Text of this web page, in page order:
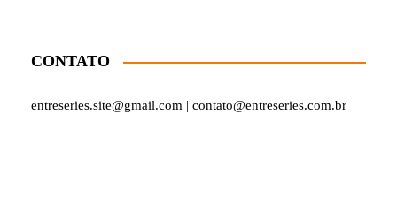
CONTATO
entreseries.site@gmail.com | contato@entreseries.com.br